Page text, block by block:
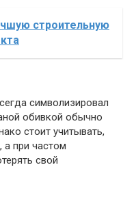
строительную
символизировал
обивкой обычно
стоит учитывать,
а при частом
свой